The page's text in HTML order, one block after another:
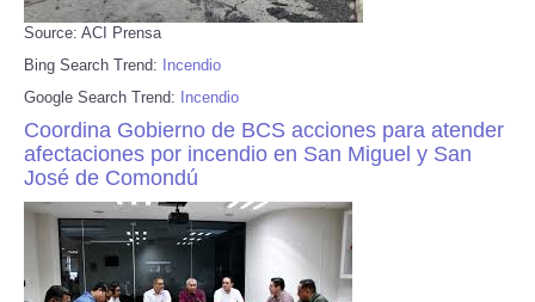
Source: ACI Prensa
Bing Search Trend:
Incendio
Google Search Trend:
Incendio
Coordina Gobierno de BCS acciones para atender
afectaciones por incendio en San Miguel y San
José de Comondú